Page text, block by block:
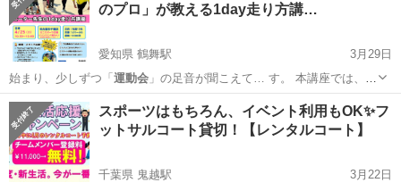
のプロ」が教える1day走り方講…
愛知県 鶴舞駅
3月29日
始まり、少しずつ「 運動会」の足音が聞こえて… す。 本講座では、 運
動会の徒競走に特化して… 付終了となります。運動会前に自信をつけ
たい…
愛知 名古屋市 スポーツ 運動会
スポーツはもちろん、イベント利用もOK✨フ
ットサルコート貸切！【レンタルコート】
千葉県 鬼越駅
3月22日